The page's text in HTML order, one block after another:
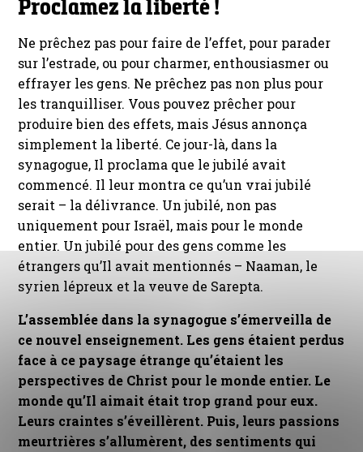
Proclamez la liberté !
Ne prêchez pas pour faire de l’effet, pour parader
sur l’estrade, ou pour charmer, enthousiasmer ou
effrayer les gens. Ne prêchez pas non plus pour
les tranquilliser. Vous pouvez prêcher pour
produire bien des effets, mais Jésus annonça
simplement la liberté. Ce jour-là, dans la
synagogue, Il proclama que le jubilé avait
commencé. Il leur montra ce qu’un vrai jubilé
serait – la délivrance. Un jubilé, non pas
uniquement pour Israël, mais pour le monde
entier. Un jubilé pour des gens comme les
étrangers qu’Il avait mentionnés – Naaman, le
syrien lépreux et la veuve de Sarepta.
L’assemblée dans la synagogue s’émerveilla de
ce nouvel enseignement. Les gens étaient perdus
face à ce paysage étrange qu’étaient les
perspectives de Christ pour le monde entier. Le
monde qu’Il aimait était trop grand pour eux.
Leurs craintes s’éveillèrent. Puis, leurs passions
meurtrières s’allumèrent, des sentiments qui